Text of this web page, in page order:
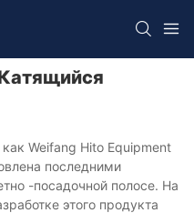
Weifang Hito Equipment
​​последними
-посадочной полосе. На
этого продукта